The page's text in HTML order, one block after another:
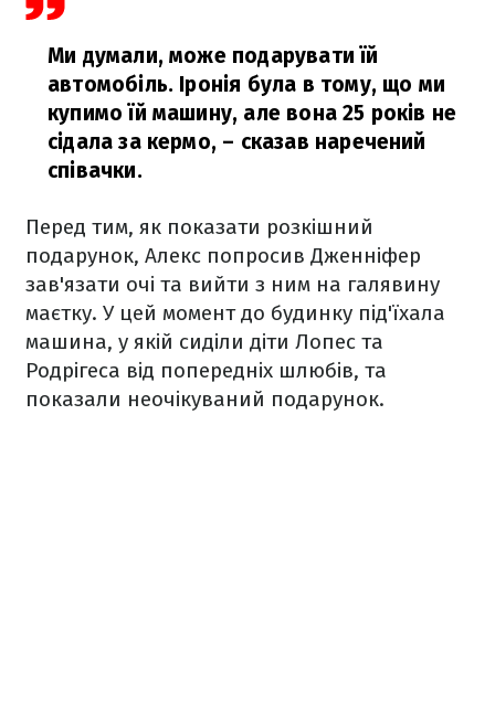
Ми думали, може подарувати їй
автомобіль. Іронія була в тому, що ми
купимо їй машину, але вона 25 років не
сідала за кермо, – сказав наречений
співачки.
Перед тим, як показати розкішний
подарунок, Алекс попросив Дженніфер
зав'язати очі та вийти з ним на галявину
маєтку. У цей момент до будинку під'їхала
машина, у якій сиділи діти Лопес та
Родрігеса від попередніх шлюбів, та
показали неочікуваний подарунок.